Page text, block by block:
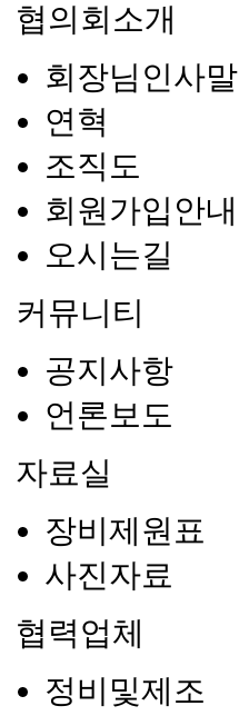
협의회소개
회장님인사말
연혁
조직도
회원가입안내
오시는길
커뮤니티
공지사항
언론보도
자료실
장비제원표
사진자료
협력업체
정비및제조